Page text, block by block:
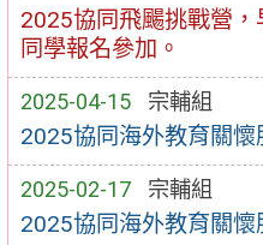
2025協同飛颺挑戰營
同學報名參加。
2025-04-15 宗輔組
2025協同海外教育關
2025-02-17 宗輔組
2025協同海外教育關